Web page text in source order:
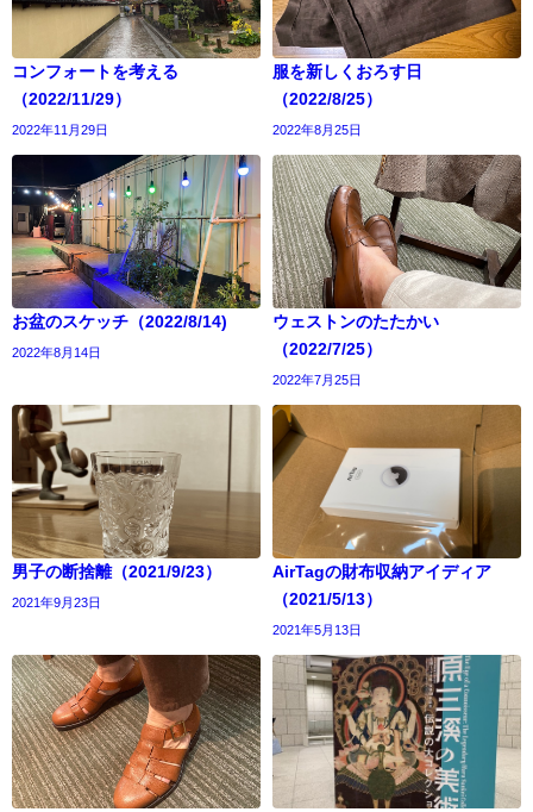
コンフォートを考える
（2022/11/29）
2022年11月29日
服を新しくおろす日
（2022/8/25）
2022年8月25日
お盆のスケッチ（2022/8/14)
2022年8月14日
ウェストンのたたかい
（2022/7/25）
2022年7月25日
男子の断捨離（2021/9/23）
2021年9月23日
AirTagの財布収納アイディア
（2021/5/13）
2021年5月13日